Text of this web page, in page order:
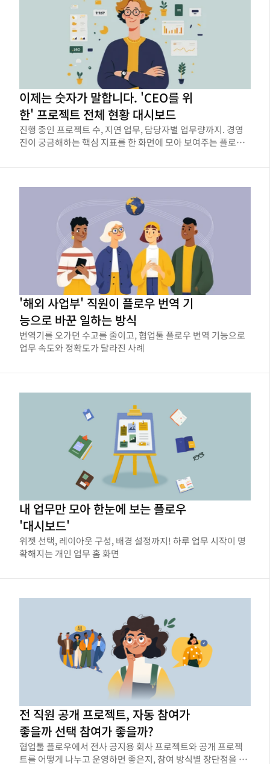
이제는 숫자가 말합니다. 'CEO를 위
한' 프로젝트 전체 현황 대시보드
진행 중인 프로젝트 수, 지연 업무, 담당자별 업무량까지. 경영
진이 궁금해하는 핵심 지표를 한 화면에 모아 보여주는 플로우
'해외 사업부' 직원이 플로우 번역 기
능으로 바꾼 일하는 방식
번역기를 오가던 수고를 줄이고, 협업툴 플로우 번역 기능으로
업무 속도와 정확도가 달라진 사례
내 업무만 모아 한눈에 보는 플로우
'대시보드'
위젯 선택, 레이아웃 구성, 배경 설정까지! 하루 업무 시작이 명
확해지는 개인 업무 홈 화면
전 직원 공개 프로젝트, 자동 참여가
좋을까 선택 참여가 좋을까?
협업툴 플로우에서 전사 공지용 회사 프로젝트와 공개 프로젝
트를 어떻게 나누고 운영하면 좋은지, 참여 방식별 장단점을 비